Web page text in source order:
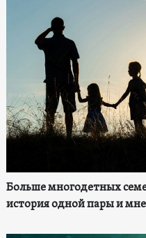
Больше многодетных
история одной пары и